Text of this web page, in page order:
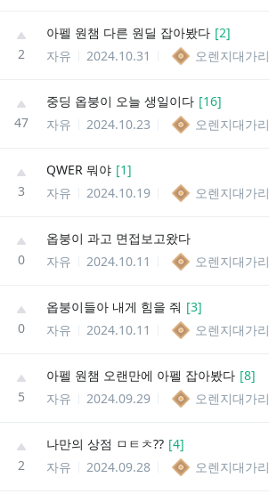
2
아펠 원챔 다른 원딜 잡아봤다 [2]
자유
2024.10.31 오렌지대가리
47
중딩 옵붕이 오늘 생일이다 [16]
자유
2024.10.23 오렌지대가리
3
QWER 뭐야 [1]
자유
2024.10.19 오렌지대가리
0
옵붕이 과고 면접보고왔다
자유
2024.10.11 오렌지대가리
0
옵붕이들아 내게 힘을 줘 [3]
자유
2024.10.11 오렌지대가리
5
아펠 원챔 오랜만에 아펠 잡아봤다 [8]
자유
2024.09.29 오렌지대가리
2
나만의 상점 ㅁㅌㅊ?? [4]
자유
2024.09.28 오렌지대가리